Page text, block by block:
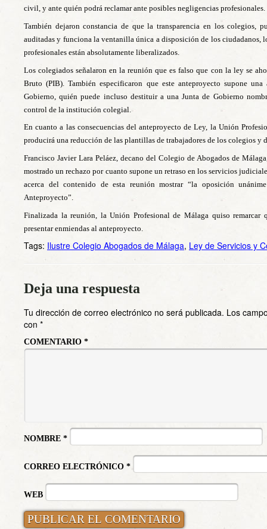
civil, y ante quién podrá reclamar ante posibles negligencias profesionales.
También dejaron constancia de que la transparencia en los colegios,
auditadas y funciona la ventanilla única a disposición de los ciudadanos,
profesionales están absolutamente liberalizados.
Los colegiados señalaron en la reunión que es falso que con la ley se
Bruto (PIB). También especificaron que este anteproyecto supone
Gobierno, quién puede incluso destituir a una Junta de Gobierno
control de la institución colegial.
En cuanto a las consecuencias del anteproyecto de Ley, la Unión
producirá una reducción de las plantillas de trabajadores de los colegios y
Francisco Javier Lara Peláez, decano del Colegio de Abogados de
mostrado un rechazo por cuanto supone un retraso en los servicios
acerca del contenido de esta reunión mostrar “la oposición
Anteproyecto”.
Finalizada la reunión, la Unión Profesional de Málaga quiso remarcar
presentar enmiendas al anteproyecto.
Tags: Ilustre Colegio Abogados de Málaga, Ley de Servicios y
Deja una respuesta
Tu dirección de correo electrónico no será publicada. Los
con *
COMENTARIO *
NOMBRE *
CORREO ELECTRÓNICO *
WEB